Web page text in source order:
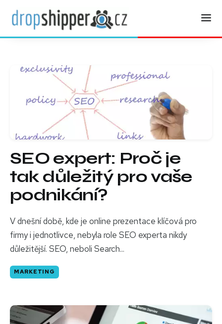
SEO expert: Proč je
tak důležitý pro vaše
podnikání?
V dnešní době, kde je online prezentace klíčová pro
firmy i jednotlivce, nebyla role SEO experta nikdy
důležitější. SEO, neboli Search...
MARKETING